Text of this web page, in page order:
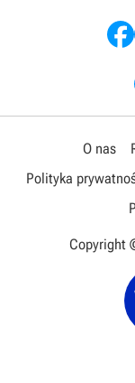
O nas
Polityka
Copyright